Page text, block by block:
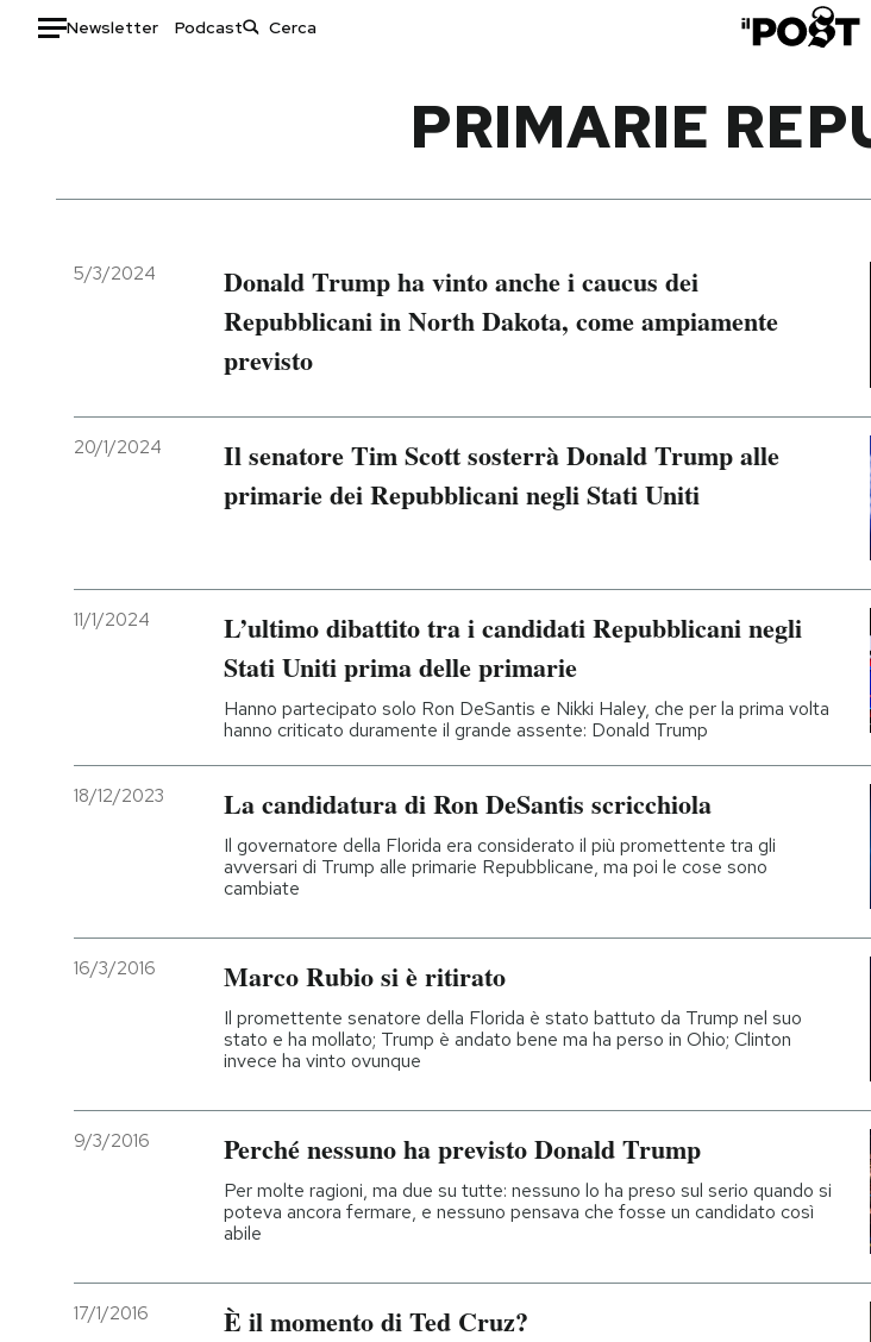
Newsletter Podcast
Italia
Politica
Economia
Moda
Storie/Idee
Ok Boomer!
Media
I MIEI PREFERITI
AREA PERSONALE
PRIMARIE
5/3/2024
Donald Trump ha vinto anche i caucus dei
Repubblicani in North Dakota, come ampiamente
previsto
20/1/2024
Il senatore Tim Scott sosterrà Donald Trump alle
primarie dei Repubblicani negli Stati Uniti
11/1/2024
L’ultimo dibattito tra i candidati Repubblicani negli
Stati Uniti prima delle primarie
Hanno partecipato solo Ron DeSantis e Nikki Haley, che per la prima volta
hanno criticato duramente il grande assente: Donald Trump
18/12/2023 La candidatura di Ron DeSantis scricchiola
Il governatore della Florida era considerato il più promettente tra gli
avversari di Trump alle primarie Repubblicane, ma poi le cose sono
cambiate
16/3/2016 Marco Rubio si è ritirato
Il promettente senatore della Florida è stato battuto da Trump nel suo
stato e ha mollato; Trump è andato bene ma ha perso in Ohio; Clinton
invece ha vinto ovunque
9/3/2016 Perché nessuno ha previsto Donald Trump
Per molte ragioni, ma due su tutte: nessuno lo ha preso sul serio quando si
poteva ancora fermare, e nessuno pensava che fosse un candidato così
abile
17/1/2016 È il momento di Ted Cruz?